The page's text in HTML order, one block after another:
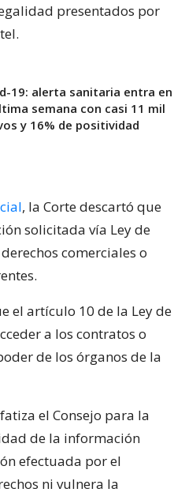
presentados por
19: alerta sanitaria entra en
semana con casi 11 mil
y 16% de positividad
, la Corte descartó que
solicitada vía Ley de
comerciales o
el artículo 10 de la Ley de
a los contratos o
de los órganos de la
el Consejo para la
de la información
efectuada por el
ni vulnera la